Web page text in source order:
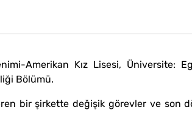
Amerikan Kız Lisesi, Üniversite:
Bölümü.
bir şirkette değişik görevler ve son